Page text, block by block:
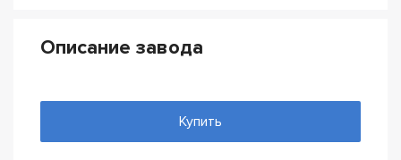
Описание завода
Купить